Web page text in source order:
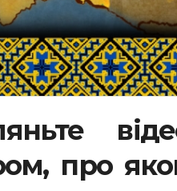
про